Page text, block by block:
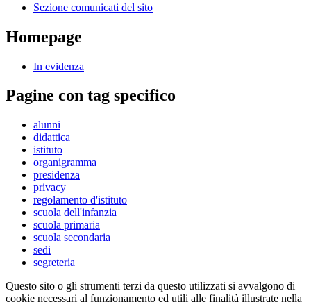
Sezione comunicati del sito
Homepage
In evidenza
Pagine con tag specifico
alunni
didattica
istituto
organigramma
presidenza
privacy
regolamento d'istituto
scuola dell'infanzia
scuola primaria
scuola secondaria
sedi
segreteria
Questo sito o gli strumenti terzi da questo utilizzati si avvalgono di
cookie necessari al funzionamento ed utili alle finalità illustrate nella